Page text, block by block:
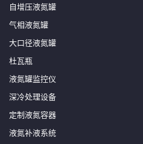
自增压液氮罐
气相液氮罐
大口径液氮罐
杜瓦瓶
液氮罐监控仪
深冷处理设备
定制液氮容器
液氮补液系统